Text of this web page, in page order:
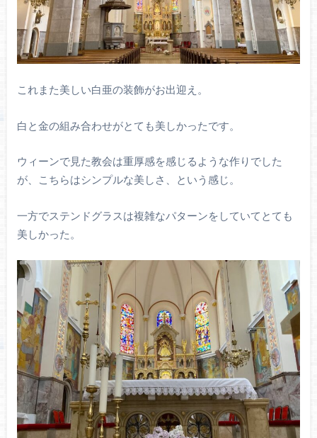
これまた美しい白亜の装飾がお出迎え。
白と金の組み合わせがとても美しかったです。
ウィーンで見た教会は重厚感を感じるような作りでした
が、こちらはシンプルな美しさ、という感じ。
一方でステンドグラスは複雑なパターンをしていてとても
美しかった。